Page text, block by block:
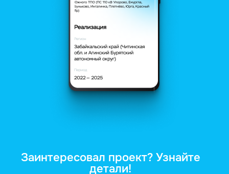
Заинтересовал проект? Узнайте
детали!